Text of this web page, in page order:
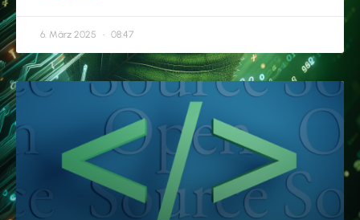
6. März 2025 08:47